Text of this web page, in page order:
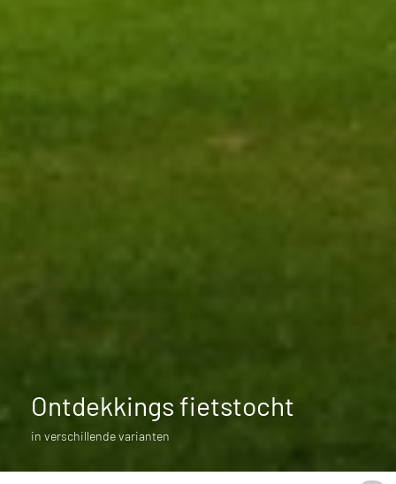
Ontdekkings fietstocht
in verschillende varianten